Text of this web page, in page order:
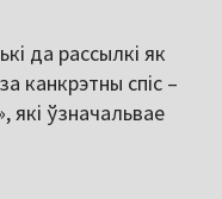
да рассылкі як
канкрэтны спіс –
які ўзначальвае